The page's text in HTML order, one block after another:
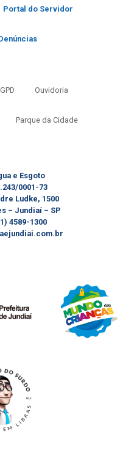
Portal do Servidor
Ouvidoria
Parque da Cidade
e Esgoto
0001-73
Ludke, 1500
– Jundiaí – SP
4589-1300